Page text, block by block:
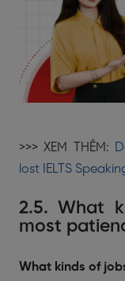
>>> XEM THÊM:
lost IELTS
2.5. What
most
What kinds of